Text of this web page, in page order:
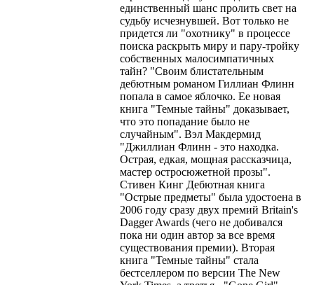
единственный шанс пролить свет на
судьбу исчезнувшей. Вот только не
придется ли "охотнику" в процессе
поиска раскрыть миру и пару-тройку
собственных малосимпатичных
тайн? "Своим блистательным
дебютным романом Гиллиан Флинн
попала в самое яблочко. Ее новая
книга "Темные тайны" доказывает,
что это попадание было не
случайным". Вэл Макдермид
"Джиллиан Флинн - это находка.
Острая, едкая, мощная рассказчица,
мастер остросюжетной прозы".
Стивен Кинг Дебютная книга
"Острые предметы" была удостоена в
2006 году сразу двух премий Britain's
Dagger Awards (чего не добивался
пока ни один автор за все время
существования премии). Вторая
книга "Темные тайны" стала
бестселлером по версии The New